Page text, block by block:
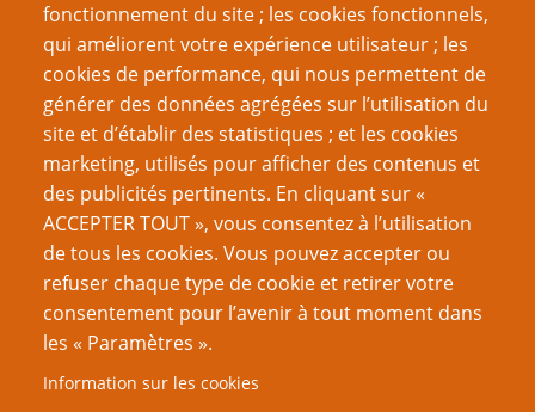
fonctionnement du site ; les cookies fonctionnels,
qui améliorent votre expérience utilisateur ; les
cookies de performance, qui nous permettent de
générer des données agrégées sur l’utilisation du
site et d’établir des statistiques ; et les cookies
marketing, utilisés pour afficher des contenus et
des publicités pertinents. En cliquant sur «
ACCEPTER TOUT », vous consentez à l’utilisation
de tous les cookies. Vous pouvez accepter ou
refuser chaque type de cookie et retirer votre
consentement pour l’avenir à tout moment dans
les « Paramètres ».
Information sur les cookies
Recherche
Nom d'utilisateur
Mot de passe